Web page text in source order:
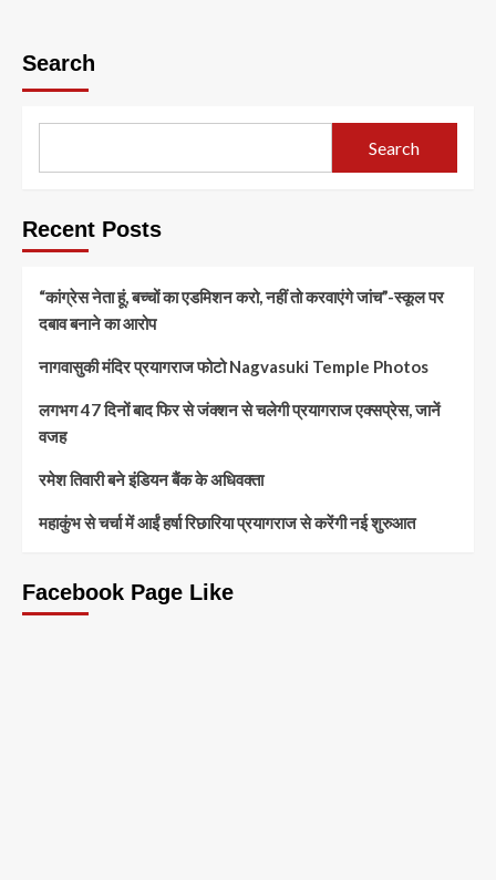
Search
Search
Recent Posts
“कांग्रेस नेता हूं, बच्चों का एडमिशन करो, नहीं तो करवाएंगे जांच”-स्कूल पर
दबाव बनाने का आरोप
नागवासुकी मंदिर प्रयागराज फोटो Nagvasuki Temple Photos
लगभग 47 दिनों बाद फिर से जंक्शन से चलेगी प्रयागराज एक्सप्रेस, जानें
वजह
रमेश तिवारी बने इंडियन बैंक के अधिवक्ता
महाकुंभ से चर्चा में आईं हर्षा रिछारिया प्रयागराज से करेंगी नई शुरुआत
Facebook Page Like